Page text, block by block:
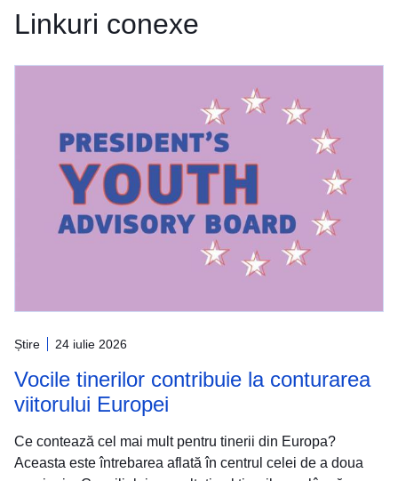
Linkuri conexe
Știre 24 iulie 2026
Vocile tinerilor contribuie la conturarea
viitorului Europei
Ce contează cel mai mult pentru tinerii din Europa?
Aceasta este întrebarea aflată în centrul celei de a doua